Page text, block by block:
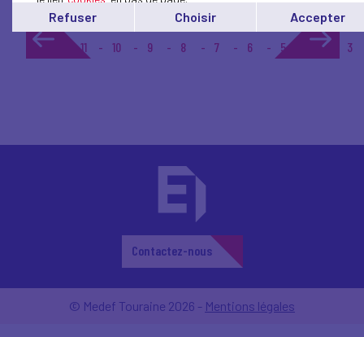
1... 11 10 9 8 7 6 5 3
Contactez-nous
© Medef Touraine 2026 - Mentions légales
Refuser Choisir Accepter